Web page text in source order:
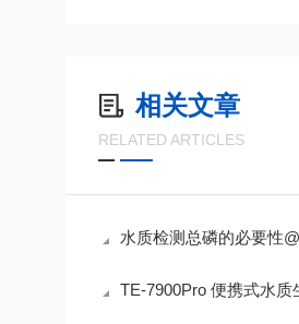
相关文章
RELATED ARTICLES
水质检测总磷的必要性@技术资料2023
TE-7900Pro 便携式水质生物毒性测定仪 户外速测